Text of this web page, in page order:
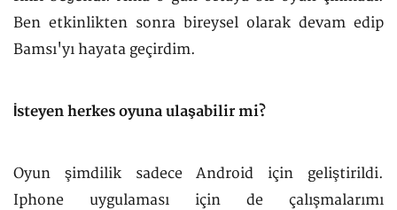
Ben etkinlikten sonra bireysel olarak devam edip
Bamsı'yı hayata geçirdim.
İsteyen herkes oyuna ulaşabilir mi?
Oyun şimdilik sadece Android için geliştirildi.
Iphone uygulaması için de çalışmalarımı